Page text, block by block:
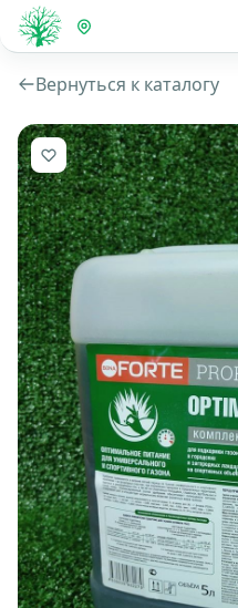
Вернуться к каталогу